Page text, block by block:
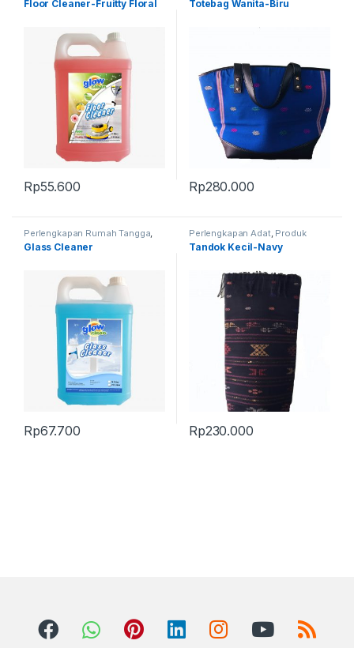
Floor Cleaner-Fruitty Floral
Rp55.600
Totebag Wanita-Biru
Rp280.000
Perlengkapan Rumah Tangga
Produk Terbaru
Glass Cleaner
Rp67.700
Perlengkapan Adat, Produk
Terbaru, Tandok
Tandok Kecil-Navy
Rp230.000